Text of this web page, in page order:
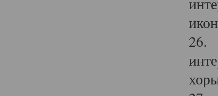
26.